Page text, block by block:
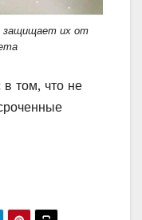
защищает их от
том, что не